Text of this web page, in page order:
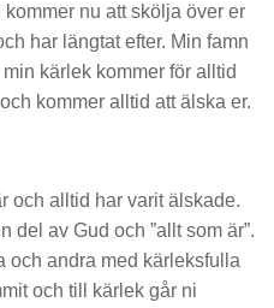
nu att skölja över er
har längtat efter. Min famn
kärlek kommer för alltid
kommer alltid att älska er.
och alltid har varit älskade.
del av Gud och ”allt som är”.
och andra med kärleksfulla
och till kärlek går ni